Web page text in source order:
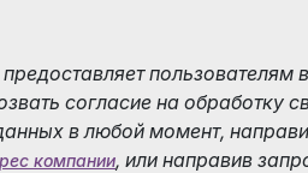
пользователям
согласие на обработку
в любой момент,
компании, или направив